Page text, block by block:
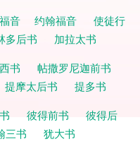
音 约翰福音
使徒行
多后书
加拉太书
书
帖撒罗尼迦前书
提摩太后书
提多书
彼得前书
彼得后
三书
犹大书